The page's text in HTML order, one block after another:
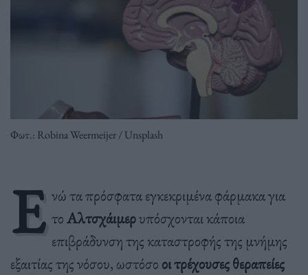
Φωτ.: Robina Weermeijer / Unsplash
Ε νώ τα πρόσφατα εγκεκριμένα φάρμακα για
τοΑλτσχάιμερυπόσχονται κάποια
επιβράδυνση της καταστροφής της μνήμης
εξαιτίας της νόσου, ωστόσο οι τρέχουσες θεραπείες